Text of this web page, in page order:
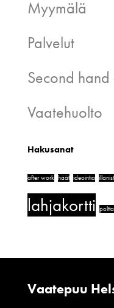
Myymälä
Palvelut
Second
Vaatehuolto
Hakusanat
after work häät ideointia
lahjakortti
Vaatepuu